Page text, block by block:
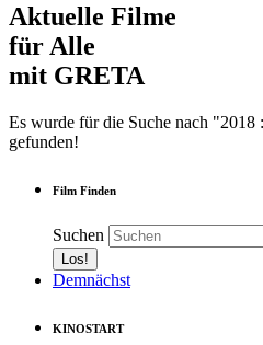
Aktuelle Filme
für Alle
mit GRETA
Es wurde für die Suche nach "2018
gefunden!
Film Finden
Suchen
Demnächst
KINOSTART